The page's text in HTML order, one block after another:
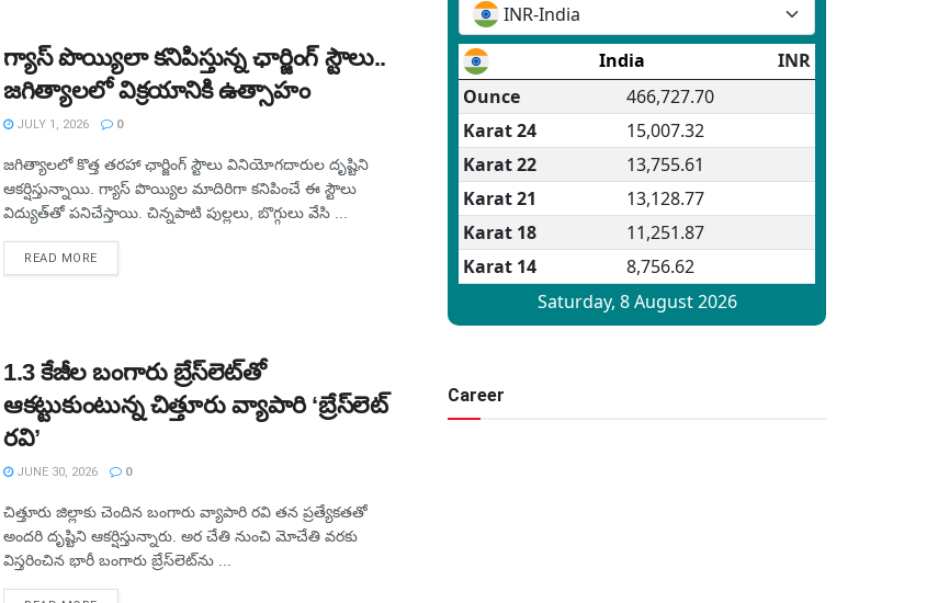
గ్యాస్ పొయ్యిలా కనిపిస్తున్న ఛార్జింగ్ స్టౌలు..
జగిత్యాలలో విక్రయానికి ఉత్సాహం
JULY 1, 2026 0
జగిత్యాలలో కొత్త తరహా ఛార్జింగ్ స్టౌలు వినియోగదారుల దృష్టిని
ఆకర్షిస్తున్నాయి. గ్యాస్ పొయ్యిల మాదిరిగా కనిపించే ఈ స్టౌలు
విద్యుత్‌తో పనిచేస్తాయి. చిన్నపాటి పుల్లలు, బొగ్గులు వేసి ...
READ MORE
1.3 కేజీల బంగారు బ్రేస్‌లెట్‌తో
ఆకట్టుకుంటున్న చిత్తూరు వ్యాపారి ‘బ్రేస్‌లెట్
రవి’
JUNE 30, 2026 0
చిత్తూరు జిల్లాకు చెందిన బంగారు వ్యాపారి రవి తన ప్రత్యేకతతో
అందరి దృష్టిని ఆకర్షిస్తున్నారు. అర చేతి నుంచి మోచేతి వరకు
విస్తరించిన భారీ బంగారు బ్రేస్‌లెట్‌ను ...
Career